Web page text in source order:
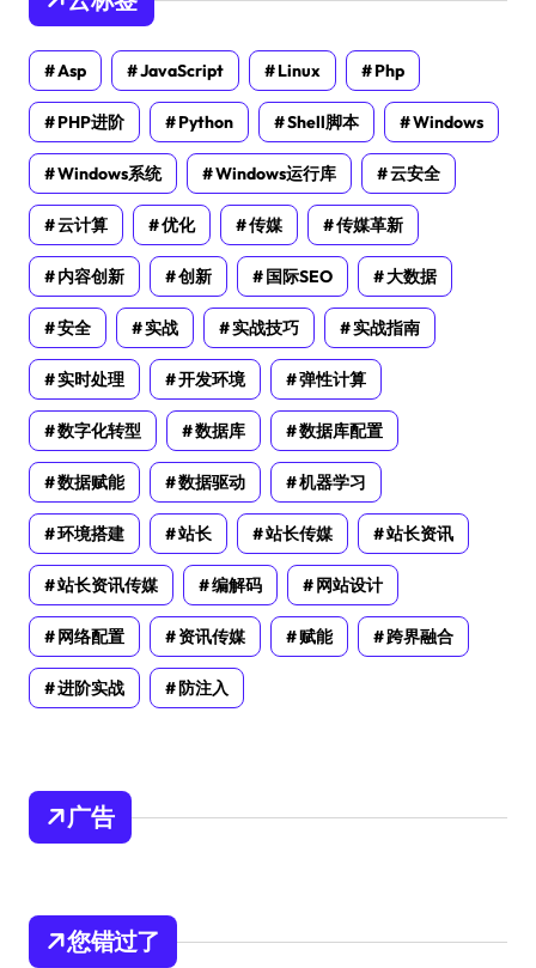
Asp JavaScript Linux Php
PHP进阶 Python Shell脚本 Windows
Windows系统 Windows运行库 云安全
云计算 优化 传媒 传媒革新
内容创新 创新 国际SEO 大数据
安全 实战 实战技巧 实战指南
实时处理 开发环境 弹性计算
数字化转型 数据库 数据库配置
数据赋能 数据驱动 机器学习
环境搭建 站长 站长传媒 站长资讯
站长资讯传媒 编解码 网站设计
网络配置 资讯传媒 赋能 跨界融合
进阶实战 防注入
广告
您错过了